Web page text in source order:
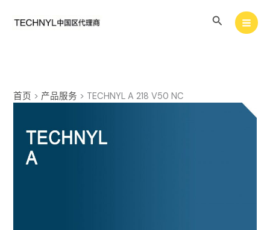
搜
首页 >产品服务 > TECHNYL A 218 V50 NC